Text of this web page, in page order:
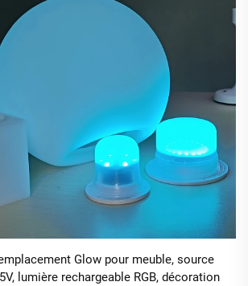
Glow pour meuble, source
lumière rechargeable RGB, décoration